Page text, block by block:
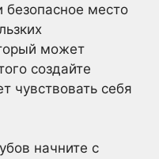
безопасное место
может
создайте
чувствовать себя
начните с